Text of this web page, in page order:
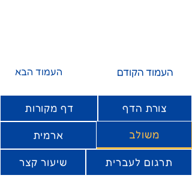
העמוד הבא העמוד הקודם
צורת הדף דף מקורות
משולב ארמית
תרגום לעברית שיעור קצר